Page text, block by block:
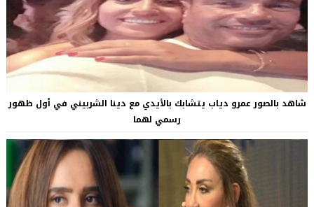
شاهد بالصور عمرو دياب يتشابك بالأيدي مع دينا الشربيني في أول ظهور
رسمي لهما